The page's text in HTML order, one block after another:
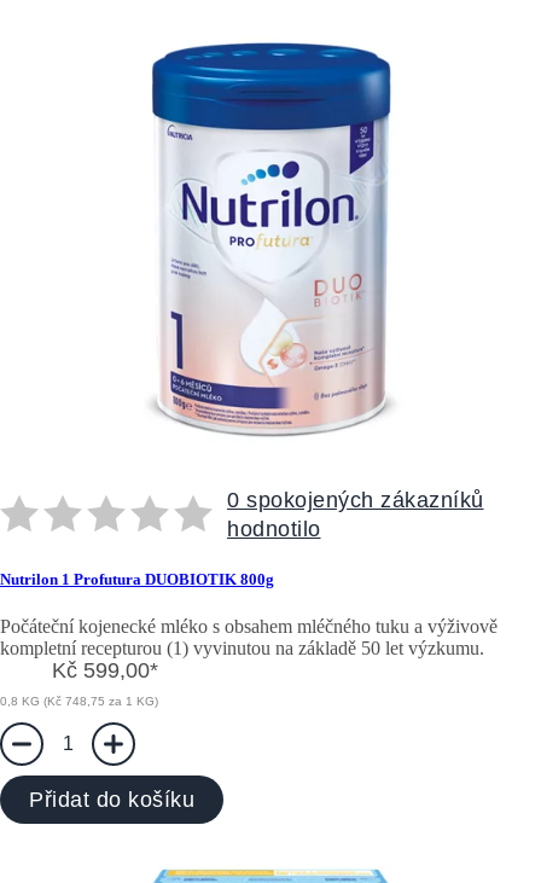
0 spokojených zákazníků
hodnotilo
Nutrilon 1 Profutura DUOBIOTIK 800g
Počáteční kojenecké mléko s obsahem mléčného tuku a výživově
kompletní recepturou (1) vyvinutou na základě 50 let výzkumu.
Kč 599,00*
0,8 KG (Kč 748,75 za 1 KG)
1
Přidat do košíku